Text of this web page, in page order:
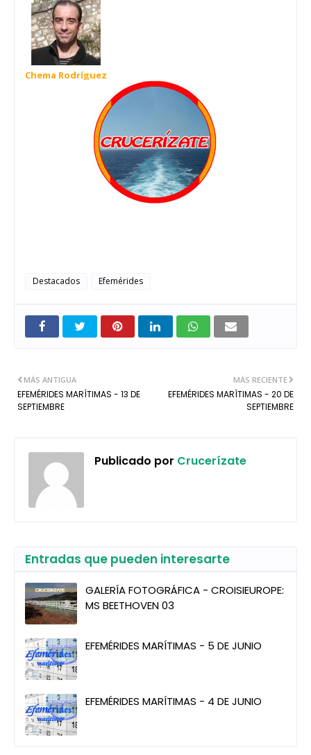
Chema Rodríguez
Destacados Efemérides
MÁS RECIENTE
EFEMÉRIDES MARÍTIMAS - 20 DE
SEPTIEMBRE
MÁS ANTIGUA
EFEMÉRIDES MARÍTIMAS - 13 DE
SEPTIEMBRE
Publicado por Crucerízate
Entradas que pueden interesarte
GALERÍA FOTOGRÁFICA - CROISIEUROPE:
MS BEETHOVEN 03
EFEMÉRIDES MARÍTIMAS - 5 DE JUNIO
EFEMÉRIDES MARÍTIMAS - 4 DE JUNIO